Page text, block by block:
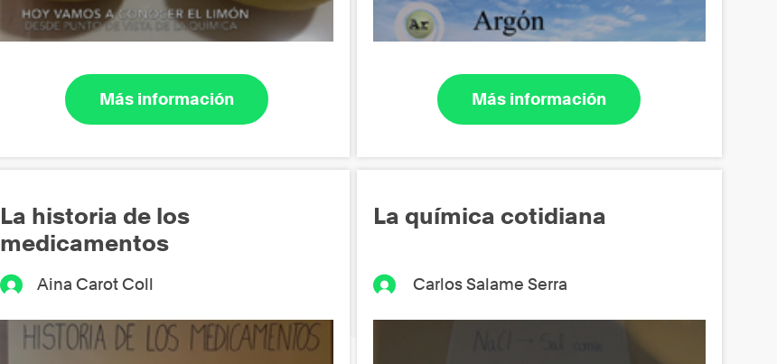
Más información Más información
La historia de los
medicamentos
Aina Carot Coll
La química cotidiana
Carlos Salame Serra